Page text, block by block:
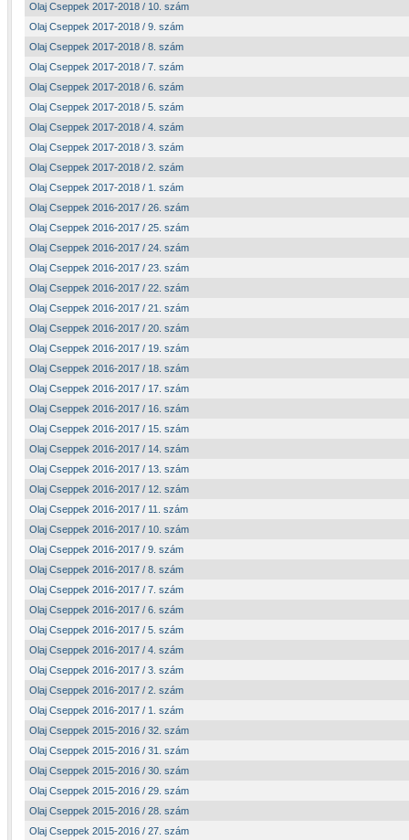
Olaj Cseppek 2017-2018 / 10. szám
Olaj Cseppek 2017-2018 / 9. szám
Olaj Cseppek 2017-2018 / 8. szám
Olaj Cseppek 2017-2018 / 7. szám
Olaj Cseppek 2017-2018 / 6. szám
Olaj Cseppek 2017-2018 / 5. szám
Olaj Cseppek 2017-2018 / 4. szám
Olaj Cseppek 2017-2018 / 3. szám
Olaj Cseppek 2017-2018 / 2. szám
Olaj Cseppek 2017-2018 / 1. szám
Olaj Cseppek 2016-2017 / 26. szám
Olaj Cseppek 2016-2017 / 25. szám
Olaj Cseppek 2016-2017 / 24. szám
Olaj Cseppek 2016-2017 / 23. szám
Olaj Cseppek 2016-2017 / 22. szám
Olaj Cseppek 2016-2017 / 21. szám
Olaj Cseppek 2016-2017 / 20. szám
Olaj Cseppek 2016-2017 / 19. szám
Olaj Cseppek 2016-2017 / 18. szám
Olaj Cseppek 2016-2017 / 17. szám
Olaj Cseppek 2016-2017 / 16. szám
Olaj Cseppek 2016-2017 / 15. szám
Olaj Cseppek 2016-2017 / 14. szám
Olaj Cseppek 2016-2017 / 13. szám
Olaj Cseppek 2016-2017 / 12. szám
Olaj Cseppek 2016-2017 / 11. szám
Olaj Cseppek 2016-2017 / 10. szám
Olaj Cseppek 2016-2017 / 9. szám
Olaj Cseppek 2016-2017 / 8. szám
Olaj Cseppek 2016-2017 / 7. szám
Olaj Cseppek 2016-2017 / 6. szám
Olaj Cseppek 2016-2017 / 5. szám
Olaj Cseppek 2016-2017 / 4. szám
Olaj Cseppek 2016-2017 / 3. szám
Olaj Cseppek 2016-2017 / 2. szám
Olaj Cseppek 2016-2017 / 1. szám
Olaj Cseppek 2015-2016 / 32. szám
Olaj Cseppek 2015-2016 / 31. szám
Olaj Cseppek 2015-2016 / 30. szám
Olaj Cseppek 2015-2016 / 29. szám
Olaj Cseppek 2015-2016 / 28. szám
Olaj Cseppek 2015-2016 / 27. szám